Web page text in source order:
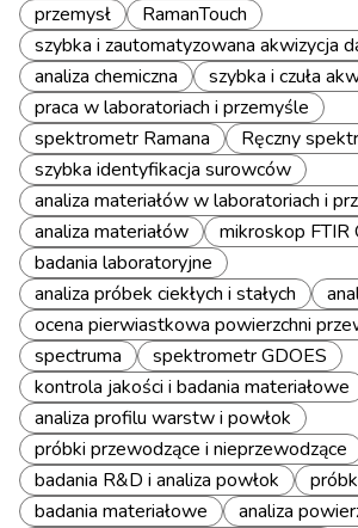
przemysł
RamanTouch
szybka i zautomatyzowana akwizycja
analiza chemiczna
szybka i czuła
praca w laboratoriach i przemyśle
spektrometr Ramana
Ręczny
szybka identyfikacja surowców
analiza materiałów w laboratoriach i
analiza materiałów
mikroskop FTIR
badania laboratoryjne
analiza próbek ciekłych i stałych
ocena pierwiastkowa powierzchni
spectruma
spektrometr GDOES
kontrola jakości i badania materiałowe
analiza profilu warstw i powłok
próbki przewodzące i nieprzewodzące
badania R&D i analiza powłok
badania materiałowe
analiza